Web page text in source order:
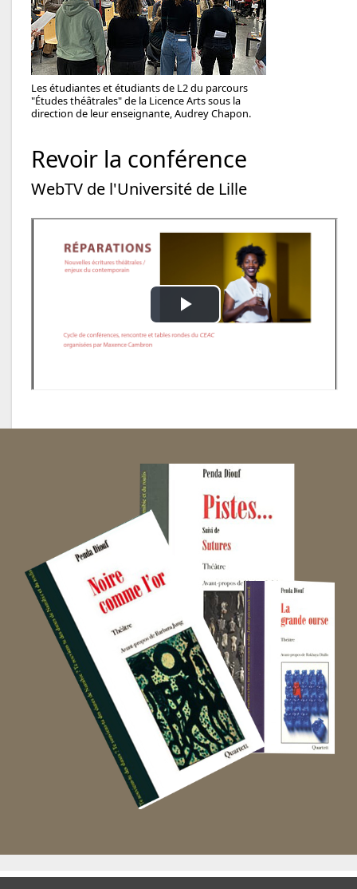
Les étudiantes et étudiants de L2 du parcours
"Études théâtrales" de la Licence Arts sous la
direction de leur enseignante, Audrey Chapon.
Revoir la conférence
WebTV de l'Université de Lille